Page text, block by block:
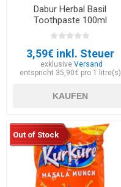
Dabur Herbal Basil
Toothpaste 100ml
3,59€ inkl. Steuer
exklusiveVersand
entspricht 35,90€ pro 1 litre(s)
KAUFEN
Out of Stock